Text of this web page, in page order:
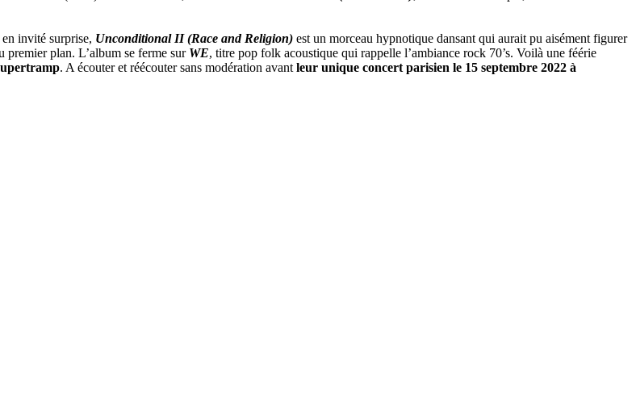
en invité surprise, Unconditional II (Race and Religion) est un morceau hypnotique dansant qui aurait pu aisément figurer
premier plan. L’album se ferme sur WE, titre pop folk acoustique qui rappelle l’ambiance rock 70’s. Voilà une féérie
. A écouter et réécouter sans modération avant leur unique concert parisien le 15 septembre 2022 à